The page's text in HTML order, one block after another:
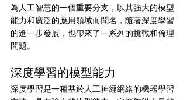
為人工智慧的一個重要分支，以其強大的模型
能力和廣泛的應用領域而聞名，隨著深度學習
的進一步發展，也帶來了一系列的挑戰和倫理
問題。
深度學習的模型能力
深度學習是一種基於人工神經網絡的機器學習